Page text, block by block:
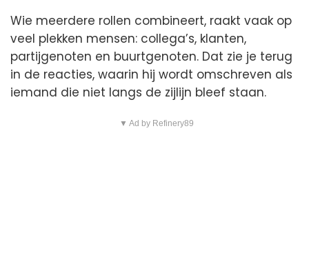
Wie meerdere rollen combineert, raakt vaak op
veel plekken mensen: collega’s, klanten,
partijgenoten en buurtgenoten. Dat zie je terug
in de reacties, waarin hij wordt omschreven als
iemand die niet langs de zijlijn bleef staan.
▼ Ad by Refinery89